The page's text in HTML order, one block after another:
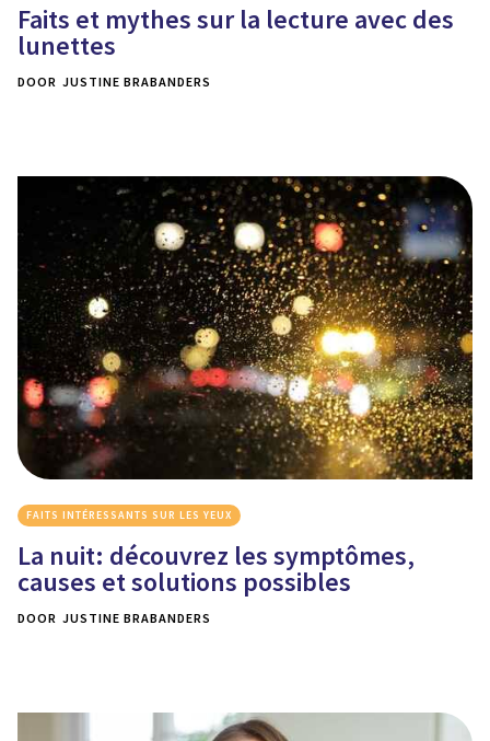
Faits et mythes sur la lecture avec des
lunettes
DOOR JUSTINE BRABANDERS
FAITS INTÉRESSANTS SUR LES YEUX
La nuit: découvrez les symptômes,
causes et solutions possibles
DOOR JUSTINE BRABANDERS